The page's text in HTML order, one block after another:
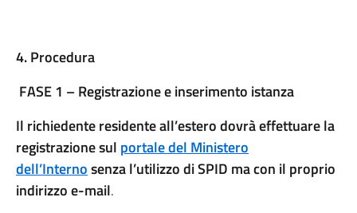
4. Procedura
FASE 1 – Registrazione e inserimento istanza
Il richiedente residente all’estero dovrà effettuare la
registrazione sul portale del Ministero
dell’Internosenza l’utilizzo di SPID ma con il proprio
indirizzo e-mail.